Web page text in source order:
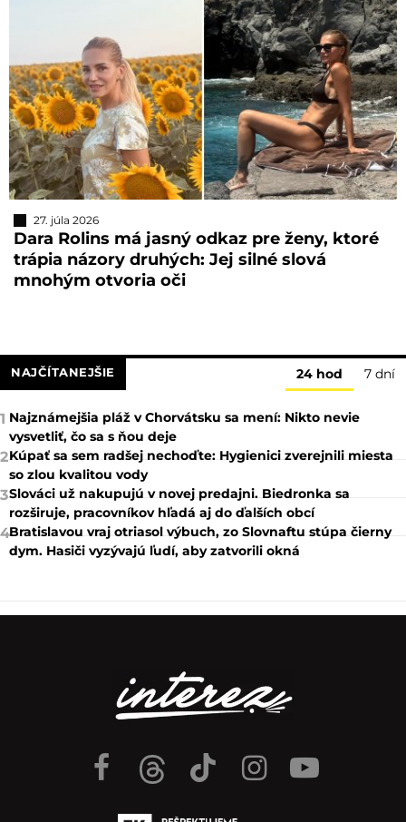
27. júla 2026
Dara Rolins má jasný odkaz pre ženy, ktoré
trápia názory druhých: Jej silné slová
mnohým otvoria oči
NAJČÍTANEJŠIE 24 hod 7 dní
1 Najznámejšia pláž v Chorvátsku sa mení: Nikto nevie
vysvetliť, čo sa s ňou deje
2Kúpať sa sem radšej nechoďte: Hygienici zverejnili miesta
so zlou kvalitou vody
3Slováci už nakupujú v novej predajni. Biedronka sa
rozširuje, pracovníkov hľadá aj do ďalších obcí
4Bratislavou vraj otriasol výbuch, zo Slovnaftu stúpa čierny
dym. Hasiči vyzývajú ľudí, aby zatvorili okná